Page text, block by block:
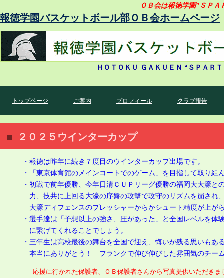
報徳学園バスケットボール部ＯＢ会ホームページ
ＯＢ会は報徳学園”ＳＰ
ＨＯＴＯＫＵ ＧＡＫＵＥＮ “ＳＰＡ
トップページ ご案内 プロフィール クラブ報告
２０２５ウインターカップ
・報徳は昨年に続き７度目のウインターカップ出場です。
・「東京体育館のメインコートでのゲーム」を目指して取り組
・初戦で前年優勝、今年日清ＣＵＰリーグ優勝の福岡大大濠
力、技共に上回る大濠の序盤の攻撃で攻守のリズムを崩され
大濠ディフェンスのプレッシャーからかシュート精度が上が
・選手達は「予想以上の強さ、圧があった」と全国レベルを
に繋げてくれることでしょう。
・三年生は高校最後の舞台を全国で迎え、悔いが残る思いも
本当にありがとう！ フランクで伸び伸びした雰囲気のチー
応援に行かれた保護者、ＯＢ保護者さんから写真提供いただきま